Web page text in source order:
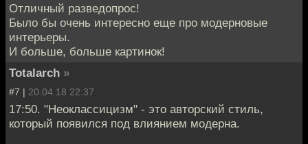
Отличный разведопрос!
Было бы очень интересно еще про модерновые
интерьеры.
И больше, больше картинок!
Totalarch »
#7 | 20.04.18 22:37
17:50. "Неоклассицизм" - это авторский стиль,
который появился под влиянием модерна.